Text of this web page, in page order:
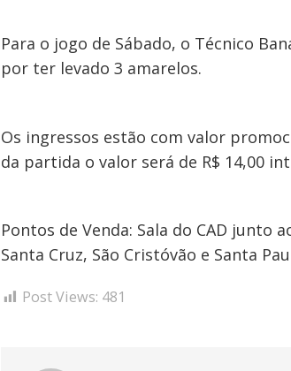
Para o jogo de Sábado, o Técnico
por ter levado 3 amarelos.
Os ingressos estão com valor
da partida o valor será de R$ 14,00
Pontos de Venda: Sala do CAD junto
Santa Cruz, São Cristóvão e Santa
Post Views: 481